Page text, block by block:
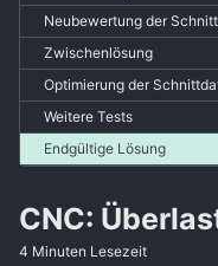
Neubewertung der
Zwischenlösung
Optimierung der
Weitere Tests
Endgültige Lösung
CNC:
4 Minuten Lesezeit